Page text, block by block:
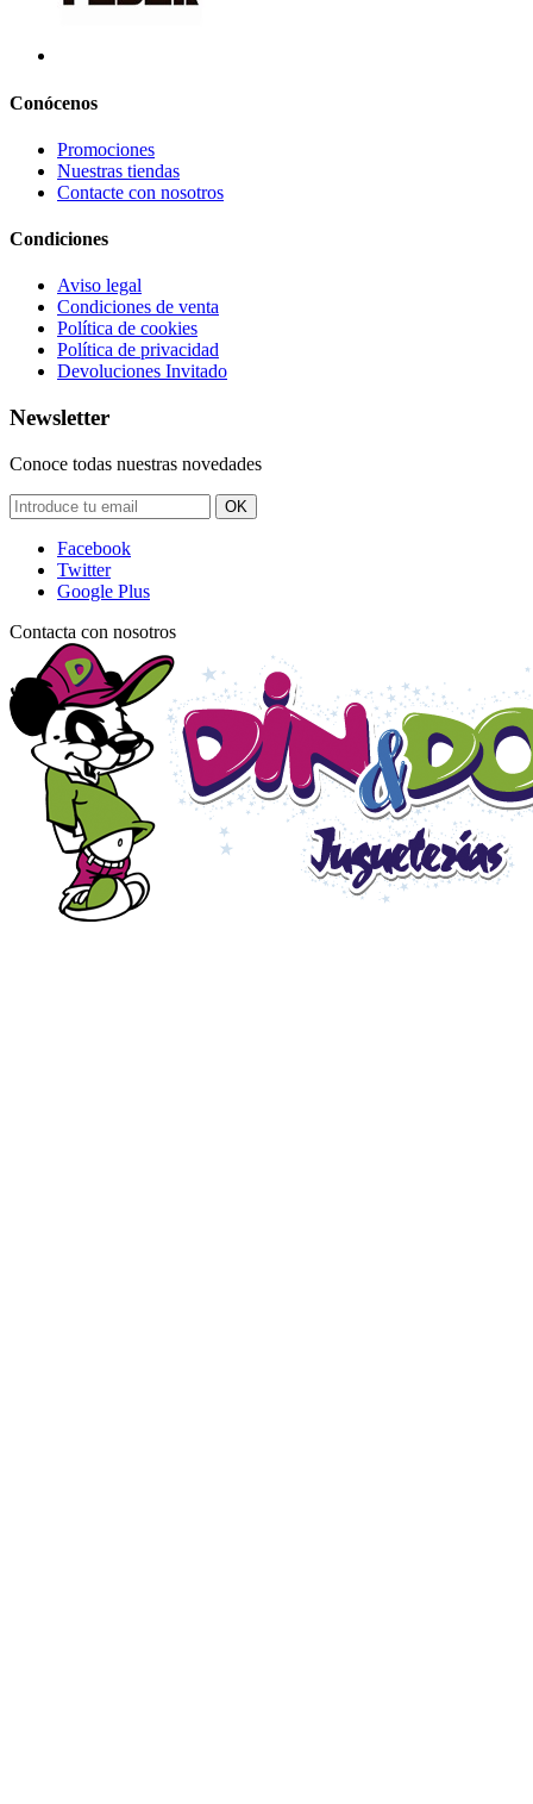
Conócenos
Promociones
Nuestras tiendas
Contacte con nosotros
Condiciones
Aviso legal
Condiciones de venta
Política de cookies
Política de privacidad
Devoluciones Invitado
Newsletter
Conoce todas nuestras novedades
OK
Facebook
Twitter
Google Plus
Contacta con nosotros